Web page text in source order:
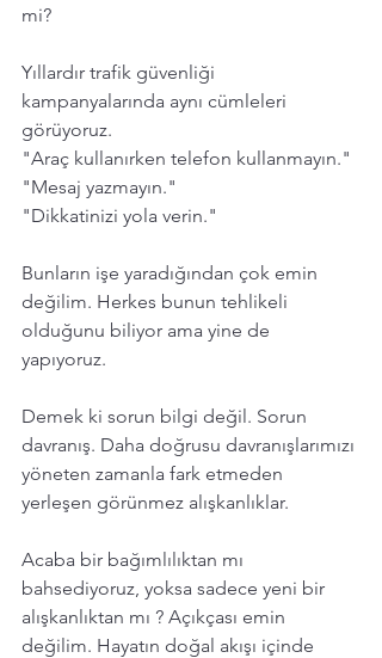
mi?
Yıllardır trafik güvenliği
kampanyalarında aynı cümleleri
görüyoruz.
"Araç kullanırken telefon kullanmayın."
"Mesaj yazmayın."
"Dikkatinizi yola verin."
Bunların işe yaradığından çok emin
değilim. Herkes bunun tehlikeli
olduğunu biliyor ama yine de
yapıyoruz.
Demek ki sorun bilgi değil. Sorun
davranış. Daha doğrusu davranışlarımızı
yöneten zamanla fark etmeden
yerleşen görünmez alışkanlıklar.
Acaba bir bağımlılıktan mı
bahsediyoruz, yoksa sadece yeni bir
alışkanlıktan mı ? Açıkçası emin
değilim. Hayatın doğal akışı içinde